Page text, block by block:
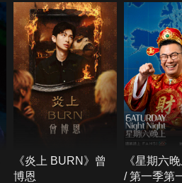
《炎上 BURN》曾
博恩
《星期六
/ 第一季第